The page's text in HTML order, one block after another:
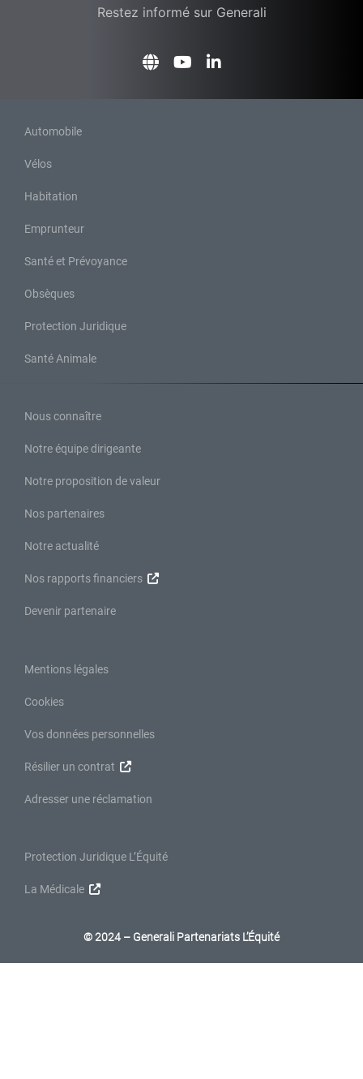
Restez informé sur Generali
Automobile
Vélos
Habitation
Emprunteur
Santé et Prévoyance
Obsèques
Protection Juridique
Santé Animale
Nous connaître
Notre équipe dirigeante
Notre proposition de valeur
Nos partenaires
Notre actualité
Nos rapports financiers
Devenir partenaire
Mentions légales
Cookies
Vos données personnelles
Résilier un contrat
Adresser une réclamation
Protection Juridique L’Équité
La Médicale
© 2024 – Generali Partenariats L’Équité